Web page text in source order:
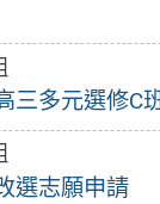
三多元選修C
選志願申請